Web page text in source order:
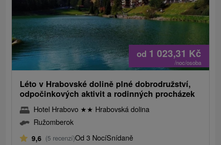
od 1 023,31 Kč
/noc/osoba
Léto v Hrabovské dolině plné dobrodružství,
odpočinkových aktivit a rodinných procházek
Hotel Hrabovo ★★ Hrabovská dolina
Ružomberok
9,6 (5 recenzí)Od 3 NocíSnídaně